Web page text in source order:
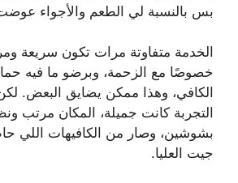
بس بالنسبة لي الطعم والأجواء
الخدمة متفاوتة مرات تكون سريعة
خصوصًا مع الزحمة، وبرضو ما فيه
الكافي، وهذا ممكن يضايق البعض.
التجربة كانت جميلة، المكان مرتب
بشوشين، وصار من الكافيهات اللي
جيت العليا.